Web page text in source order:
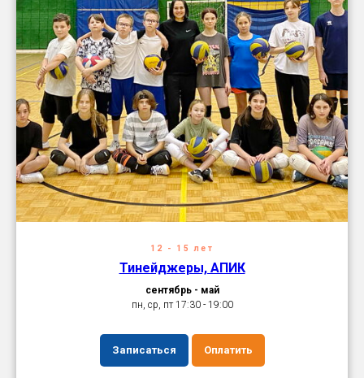
12 - 15 лет
Тинейджеры, АПИК
сентябрь - май
пн, ср, пт 17:30 - 19:00
Записаться Оплатить